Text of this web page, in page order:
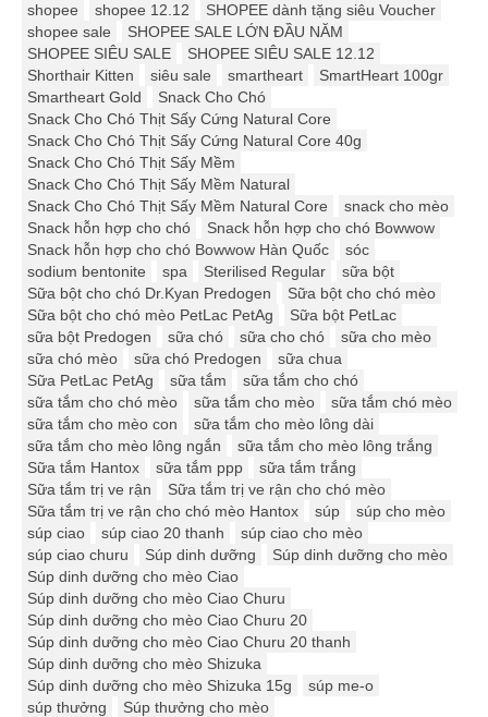
shopee
shopee 12.12
SHOPEE dành tặng siêu Voucher
shopee sale
SHOPEE SALE LỚN ĐẦU NĂM
SHOPEE SIÊU SALE
SHOPEE SIÊU SALE 12.12
Shorthair Kitten
siêu sale smartheart
SmartHeart 100gr
Smartheart Gold
Snack Cho Chó
Snack Cho Chó Thịt Sấy Cứng Natural Core
Snack Cho Chó Thịt Sấy Cứng Natural Core 40g
Snack Cho Chó Thịt Sấy Mềm
Snack Cho Chó Thịt Sấy Mềm Natural
Snack Cho Chó Thịt Sấy Mềm Natural Core
snack cho mèo
Snack hỗn hợp cho chó
Snack hỗn hợp cho chó Bowwow
Snack hỗn hợp cho chó Bowwow Hàn Quốc
sóc
sodium bentonite
spa Sterilised Regular
sữa bột
Sữa bột cho chó Dr.Kyan Predogen
Sữa bột cho chó mèo
Sữa bột cho chó mèo PetLac PetAg
Sữa bột PetLac
sữa bột Predogen
sữa chó sữa cho chó
sữa cho mèo
sữa chó mèo
sữa chó Predogen
sữa chua
Sữa PetLac PetAg
sữa tắm
sữa tắm cho chó
sữa tắm cho chó mèo
sữa tắm cho mèo
sữa tắm chó mèo
sữa tắm cho mèo con
sữa tắm cho mèo lông dài
sữa tắm cho mèo lông ngắn
sữa tắm cho mèo lông trắng
Sữa tắm Hantox
sữa tắm ppp
sữa tắm trắng
Sữa tắm trị ve rận
Sữa tắm trị ve rận cho chó mèo
Sữa tắm trị ve rận cho chó mèo Hantox
súp
súp cho mèo
súp ciao
súp ciao 20 thanh
súp ciao cho mèo
súp ciao churu
Súp dinh dưỡng
Súp dinh dưỡng cho mèo
Súp dinh dưỡng cho mèo Ciao
Súp dinh dưỡng cho mèo Ciao Churu
Súp dinh dưỡng cho mèo Ciao Churu 20
Súp dinh dưỡng cho mèo Ciao Churu 20 thanh
Súp dinh dưỡng cho mèo Shizuka
Súp dinh dưỡng cho mèo Shizuka 15g
súp me-o
súp thưởng
Súp thưởng cho mèo